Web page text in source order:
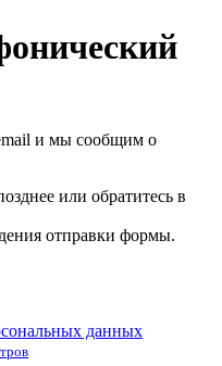
и мы сообщим о
или обратитесь в
отправки формы.
данных